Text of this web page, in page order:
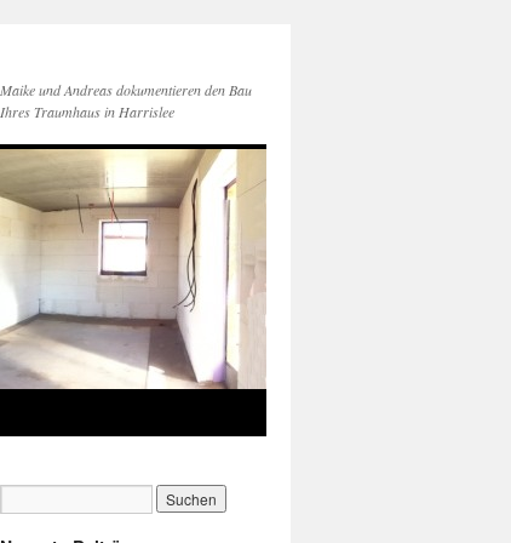
Maike und Andreas dokumentieren den Bau
Ihres Traumhaus in Harrislee